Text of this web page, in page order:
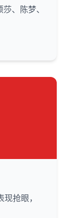
、陈梦、
抢眼，